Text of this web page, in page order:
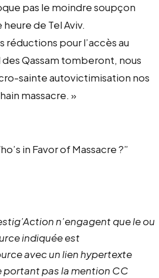
pas le moindre soupçon
de Tel Aviv.
réductions pour l’accès au
Qassam tomberont, nous
sainte autovictimisation nos
massacre. »
in Favor of Massacre ?”
n’engagent que le ou
indiquée est
avec un lien hypertexte
pas la mention CC